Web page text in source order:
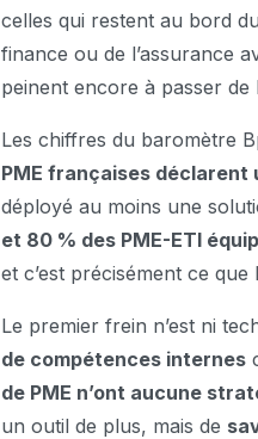
celles qui restent au bord
finance ou de l’assurance
peinent encore à passer de
Les chiffres du baromètre
PME françaises déclarent
déployé au moins une
et 80 % des PME-ETI
et c’est précisément ce
Le premier frein n’est ni
de compétences internes
de PME n’ont aucune
un outil de plus, mais de